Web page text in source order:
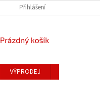
Přihlášení
NÁKUPNÍ
Prázdný košík
VÝPRODEJ